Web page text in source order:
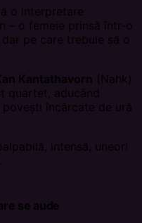
o interpretare
– o femeie prinsă într-o
pe care trebuie să o
Kantathavorn (Nahk)
quartet, aducând
încărcate de ură
intensă, uneori
se aude